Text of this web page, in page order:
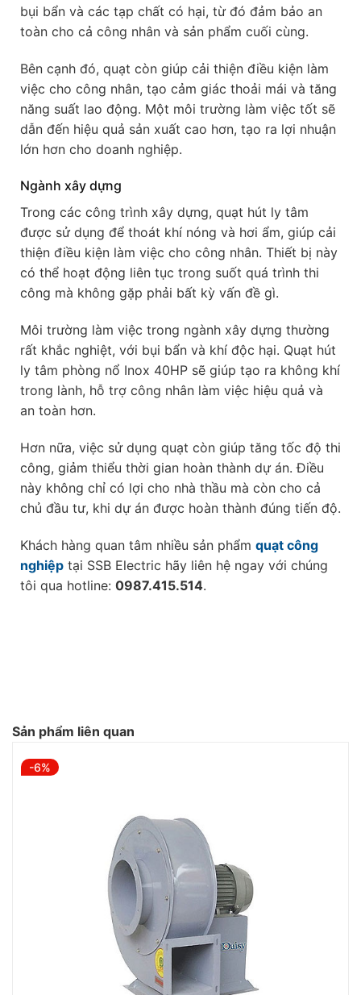
bụi bẩn và các tạp chất có hại, từ đó đảm bảo an
toàn cho cả công nhân và sản phẩm cuối cùng.
Bên cạnh đó, quạt còn giúp cải thiện điều kiện làm
việc cho công nhân, tạo cảm giác thoải mái và tăng
năng suất lao động. Một môi trường làm việc tốt sẽ
dẫn đến hiệu quả sản xuất cao hơn, tạo ra lợi nhuận
lớn hơn cho doanh nghiệp.
Ngành xây dựng
Trong các công trình xây dựng, quạt hút ly tâm
được sử dụng để thoát khí nóng và hơi ẩm, giúp cải
thiện điều kiện làm việc cho công nhân. Thiết bị này
có thể hoạt động liên tục trong suốt quá trình thi
công mà không gặp phải bất kỳ vấn đề gì.
Môi trường làm việc trong ngành xây dựng thường
rất khắc nghiệt, với bụi bẩn và khí độc hại. Quạt hút
ly tâm phòng nổ Inox 40HP sẽ giúp tạo ra không khí
trong lành, hỗ trợ công nhân làm việc hiệu quả và
an toàn hơn.
Hơn nữa, việc sử dụng quạt còn giúp tăng tốc độ thi
công, giảm thiểu thời gian hoàn thành dự án. Điều
này không chỉ có lợi cho nhà thầu mà còn cho cả
chủ đầu tư, khi dự án được hoàn thành đúng tiến độ.
Khách hàng quan tâm nhiều sản phẩm quạt công
nghiệp tại SSB Electric hãy liên hệ ngay với chúng
tôi qua hotline: 0987.415.514.
Sản phẩm liên quan
-6%